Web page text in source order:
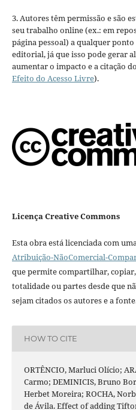
3. Autores têm permissão e são
seu trabalho online (ex.: em
página pessoal) a qualquer
editorial, já que isso pode gerar
aumentar o impacto e a citação
Efeito do Acesso Livre).
Licença Creative Commons
Esta obra está licenciada com
Atribuição-NãoComercial-
que permite compartilhar,
totalidade ou partes desde que
sejam citados os autores e a
HOW TO CITE
ORTÊNCIO, Marluci Olício;
Carmo; DEMINICIS, Bruno
Herbet Moreira; ROCHA,
de Ávila. Effect of adding